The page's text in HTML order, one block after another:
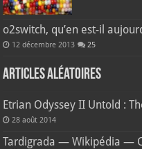
o2switch, qu’en est-il
12 décembre 2013 25
Articles aléatoires
Etrian Odyssey II Untold :
28 août 2014
Tardigrada — Wikipédia —